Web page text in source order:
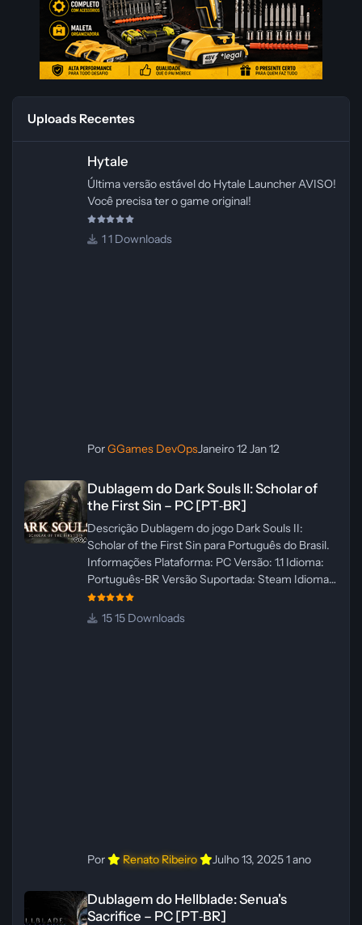
Uploads Recentes
Hytale
Última versão estável do Hytale Launcher AVISO!
Você precisa ter o game original!
1 Downloads
PorGGames DevOpsJaneiro 12Jan 12
Dublagem do Dark Souls II: Scholar of
the First Sin – PC [PT‑BR]
Descrição Dublagem do jogo Dark Souls II:
Scholar of the First Sin para Português do Brasil.
Informações Plataforma: PC Versão: 1.1 Idioma:
Português‑BR Versão Suportada: Steam Idioma
Suportado: Inglês Lançamento: 23/04/2025
Atualização: 24/04/2025 Tamanho: 469 MB
15 Downloads
Por Renato Ribeiro Julho 13, 20251 ano
Dublagem do Hellblade: Senua's
Sacrifice – PC [PT‑BR]